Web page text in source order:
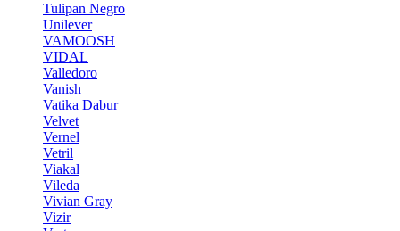
Tulipan Negro
Unilever
VAMOOSH
VIDAL
Valledoro
Vanish
Vatika Dabur
Velvet
Vernel
Vetril
Viakal
Vileda
Vivian Gray
Vizir